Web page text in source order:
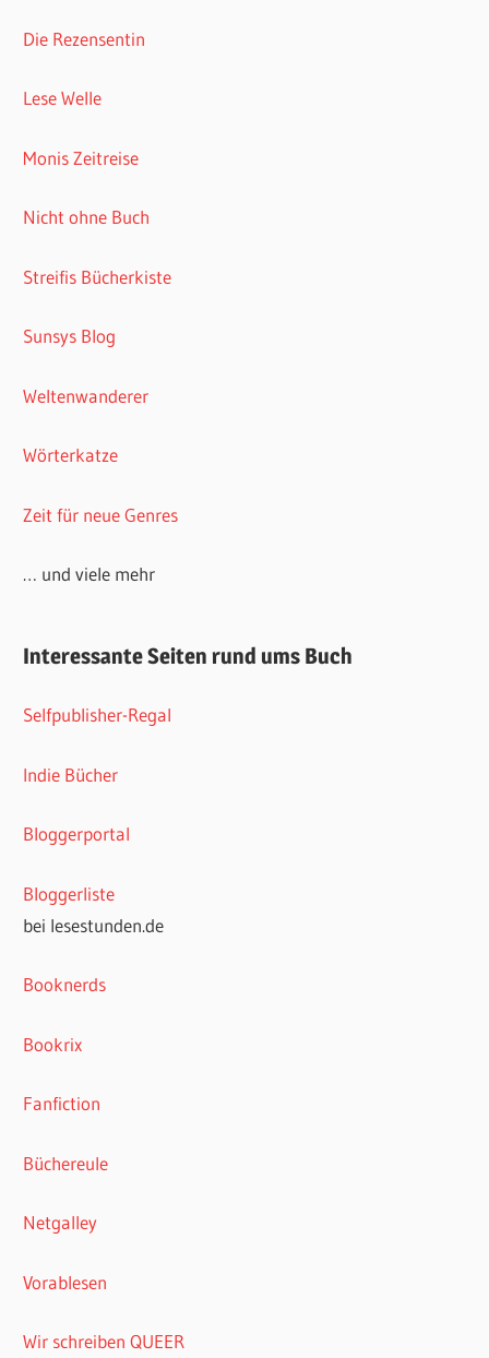
Die Rezensentin
Lese Welle
Monis Zeitreise
Nicht ohne Buch
Streifis Bücherkiste
Sunsys Blog
Weltenwanderer
Wörterkatze
Zeit für neue Genres
… und viele mehr
Interessante Seiten rund ums Buch
Selfpublisher-Regal
Indie Bücher
Bloggerportal
Bloggerliste
bei lesestunden.de
Booknerds
Bookrix
Fanfiction
Büchereule
Netgalley
Vorablesen
Wir schreiben QUEER